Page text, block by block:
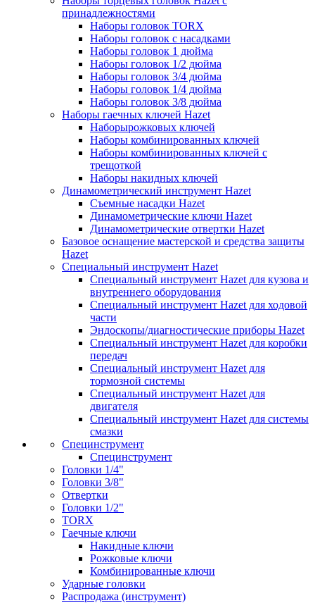
принадлежностями
Наборы головок TORX
Наборы головок с насадками
Наборы головок 1 дюйма
Наборы головок 1/2 дюйма
Наборы головок 3/4 дюйма
Наборы головок 1/4 дюйма
Наборы головок 3/8 дюйма
Наборы гаечных ключей Hazet
Наборырожковых ключей
Наборы комбинированных ключей
Наборы комбинированных ключей с
трещоткой
Наборы накидных ключей
Динамометрический инструмент Hazet
Съемные насадки Hazet
Динамометрические ключи Hazet
Динамометрические отвертки Hazet
Базовое оснащение мастерской и средства защиты
Hazet
Специальный инструмент Hazet
Специальный инструмент Hazet для кузова и
внутреннего оборудования
Специальный инструмент Hazet для ходовой
части
Эндоскопы/диагностические приборы Hazet
Специальный инструмент Hazet для коробки
передач
Специальный инструмент Hazet для
тормозной системы
Специальный инструмент Hazet для
двигателя
Специальный инструмент Hazet для системы
смазки
Специнструмент
Специнструмент
Головки 1/4"
Головки 3/8"
Отвертки
Головки 1/2"
TORX
Гаечные ключи
Накидные ключи
Рожковые ключи
Комбинированные ключи
Ударные головки
Распродажа (инструмент)